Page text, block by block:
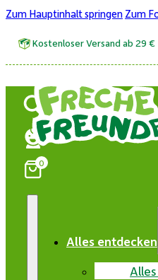
Zum Hauptinhalt springen Zum
Kostenloser Versand ab 29 €
0
Alles entdecken